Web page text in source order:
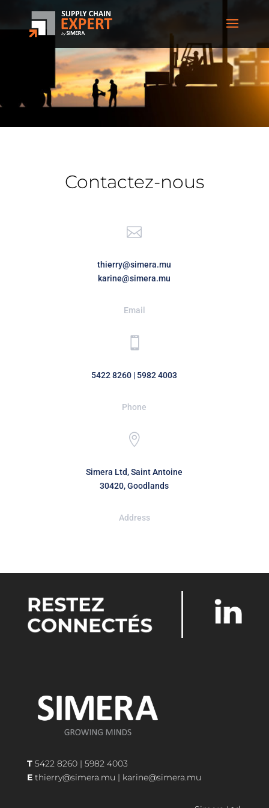
Contactez-nous

thierry@simera.mu
karine@simera.mu
Email

5422 8260 | 5982 4003
Phone

Simera Ltd, Saint Antoine
30420, Goodlands
Address
T 5422 8260| 5982 4003
E thierry@simera.mu | karine@simera.mu